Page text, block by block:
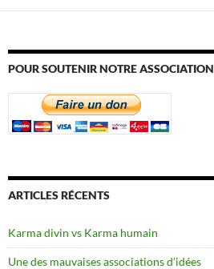
POUR SOUTENIR NOTRE ASSOCIATION
ARTICLES RÉCENTS
Karma divin vs Karma humain
Une des mauvaises associations d’idées